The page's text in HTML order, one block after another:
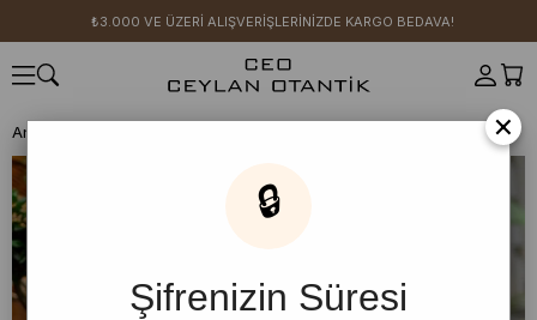
₺3.000 VE ÜZERİ ALIŞVERİŞLERİNİZDE KARGO BEDAVA!
Anasayfa Tereyağ Sarısı Balon Etek
×
🔒
Şifrenizin Süresi